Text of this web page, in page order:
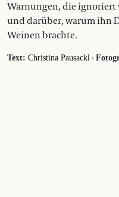
Warnungen, die
und darüber, warum ihn
Weinen brachte.
Text: Christina Pausackl ·